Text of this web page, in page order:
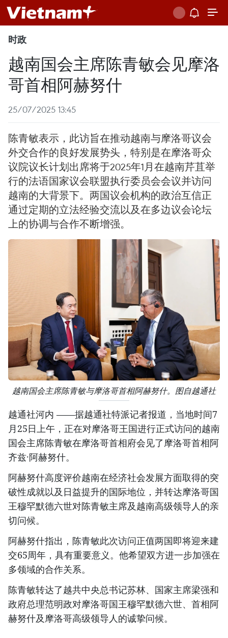
时政
越南国会主席陈青敏会见摩洛
哥首相阿赫努什
25/07/2025 13:45
陈青敏表示，此访旨在推动越南与摩洛哥议会
外交合作的良好发展势头，特别是在摩洛哥众
议院议长计划出席将于2025年1月在越南芹苴举
行的法语国家议会联盟执行委员会会议并访问
越南的大背景下。两国议会机构的政治互信正
通过定期的立法经验交流以及在多边议会论坛
上的协调与合作不断增强。
越南国会主席陈青敏与摩洛哥首相阿赫努什。图自越通社
越通社河内 ——据越通社特派记者报道，当地时间7
月25日上午，正在对摩洛哥王国进行正式访问的越南
国会主席陈青敏在摩洛哥首相府会见了摩洛哥首相阿
齐兹·阿赫努什。
阿赫努什高度评价越南在经济社会发展方面取得的突
破性成就以及日益提升的国际地位，并转达摩洛哥国
王穆罕默德六世对陈青敏主席及越南高级领导人的亲
切问候。
阿赫努什指出，陈青敏此次访问正值两国即将迎来建
交65周年，具有重要意义。他希望双方进一步加强在
多领域的合作关系。
陈青敏转达了越共中央总书记苏林、国家主席梁强和
政府总理范明政对摩洛哥国王穆罕默德六世、首相阿
赫努什及摩洛哥高级领导人的诚挚问候。